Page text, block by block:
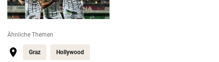
Ähnliche Themen
Graz Hollywood